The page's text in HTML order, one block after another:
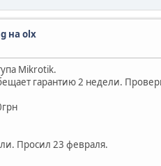
на olx
Mikrotik.
гарантию 2 недели.
Просил 23 февраля.